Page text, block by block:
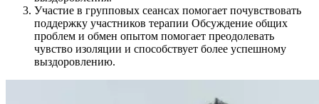
Участие в групповых сеансах помогает почувствовать
поддержку участников терапии Обсуждение общих
проблем и обмен опытом помогает преодолевать
чувство изоляции и способствует более успешному
выздоровлению.